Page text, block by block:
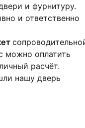
и фурнитуру.
и ответственно
можно оплатить
расчёт.
нашу дверь